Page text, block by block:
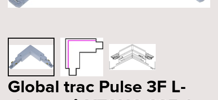
Global trac Pulse 3F L-